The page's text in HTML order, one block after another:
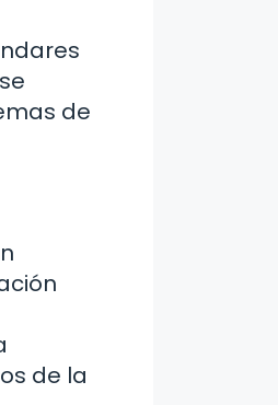
de
de la